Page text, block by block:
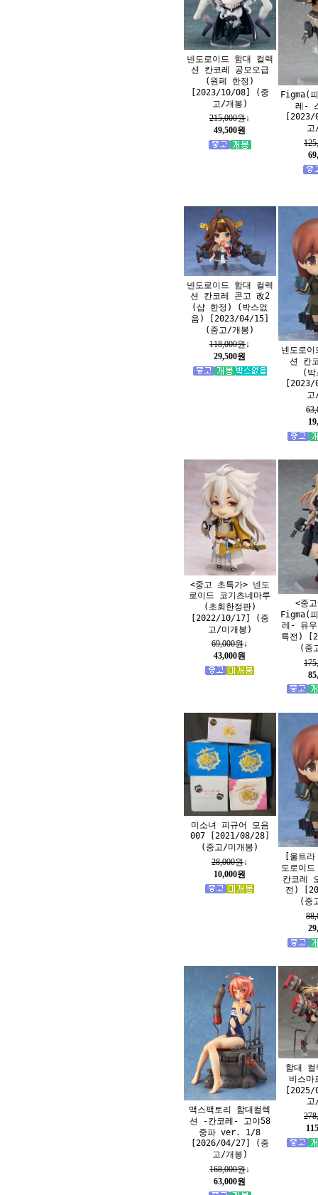
넨도로이드 함대 컬렉
션 칸코레 공모오급
(원페 한정)
[2023/10/08] (중
고/개봉)
215,000원↓
49,500원
Figma(
레-
넨도로이드 함대 컬렉
션 칸코레 콘고 改2
(샵 한정) (박스없
음) [2023/04/15]
(중고/개봉)
118,000원↓
29,500원
넨도로
션 칸
(박
<중고 초특가> 넨도
로이드 코기츠네마루
(초회한정판)
[2022/10/17] (중
고/미개봉)
69,000원↓
43,000원
<중
Figma(
레- 유
특전)
(중
미소녀 피규어 모음
007 [2021/08/28]
(중고/미개봉)
28,000원↓
10,000원
[울트
도로이
칸코레
전)
(중
맥스팩토리 함대컬렉
션 -칸코레- 고야58
중파 ver. 1/8
[2026/04/27] (중
고/개봉)
168,000원↓
63,000원
함대 컬
비스